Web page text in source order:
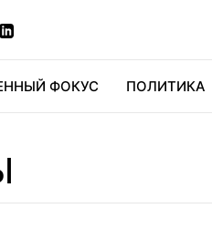
ФОКУС ПОЛИТИКА